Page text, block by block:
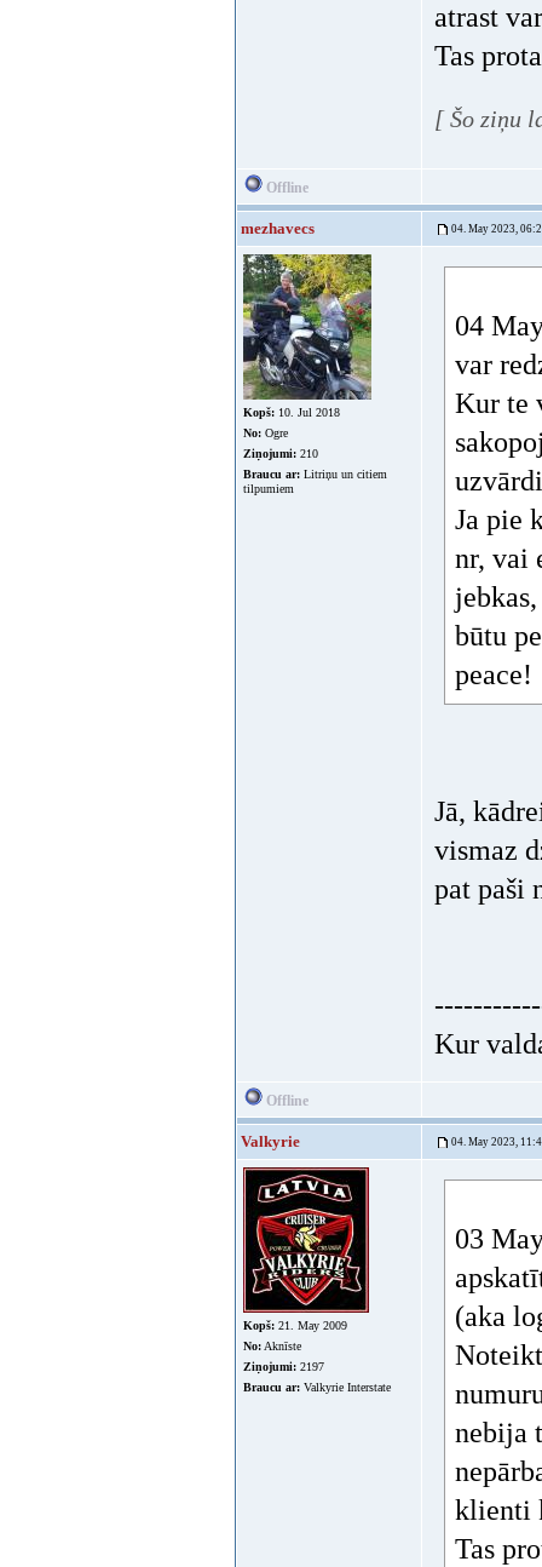
atrast
Tas
[ Šo ziņu
Offline
mezhavecs 04. May 2023,
Kopš: 10. Jul 2018
No: Ogre
Ziņojumi: 210
Braucu ar: Litriņu un citiem
tilpumiem
04
var
Kur te
Ja pie
nr, vai
būtu
peace!
Jā,
vismaz
pat paši
Kur
Offline
Valkyrie 04. May 2023,
Kopš: 21. May 2009
No: Aknīste
Ziņojumi: 2197
Braucu ar: Valkyrie Interstate
03
(aka
nebija
klienti
Tas